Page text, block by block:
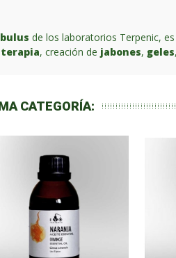
de los laboratorios Terpenic,
, creación de jabones, geles,
CATEGORÍA: